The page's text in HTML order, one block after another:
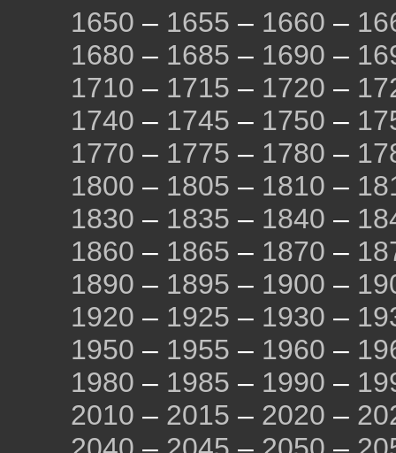
1650 – 1655 – 1660 –
1680 – 1685 – 1690 –
1710 – 1715 – 1720 –
1740 – 1745 – 1750 –
1770 – 1775 – 1780 –
1800 – 1805 – 1810 –
1830 – 1835 – 1840 –
1860 – 1865 – 1870 –
1890 – 1895 – 1900 –
1920 – 1925 – 1930 –
1950 – 1955 – 1960 –
1980 – 1985 – 1990 –
2010 – 2015 – 2020 –